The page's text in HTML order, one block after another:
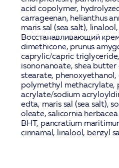
acid copolymer,
carrageenan, helianthus
maris sal (sea salt),
Восстанавливающий
dimethicone, prunus
caprylic/capric
isononanoate, shea
stearate,
polymethyl methacrylate,
acrylate/sodium
edta, maris sal (sea salt),
oleate, salicornia
BHT, pancratium
cinnamal, linalool, benzyl